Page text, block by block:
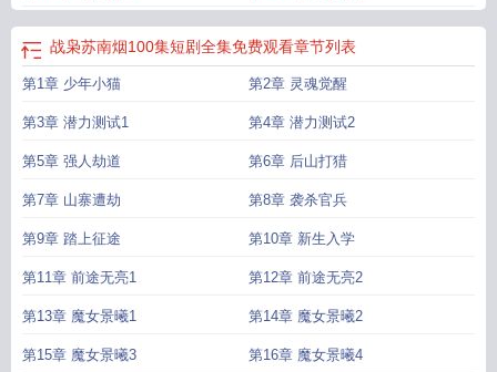
战枭苏南烟100集短剧全集免费观看章节列表
第1章 少年小猫 第2章 灵魂觉醒
第3章 潜力测试1 第4章 潜力测试2
第5章 强人劫道 第6章 后山打猎
第7章 山寨遭劫 第8章 袭杀官兵
第9章 踏上征途 第10章 新生入学
第11章 前途无亮1 第12章 前途无亮2
第13章 魔女景曦1 第14章 魔女景曦2
第15章 魔女景曦3 第16章 魔女景曦4